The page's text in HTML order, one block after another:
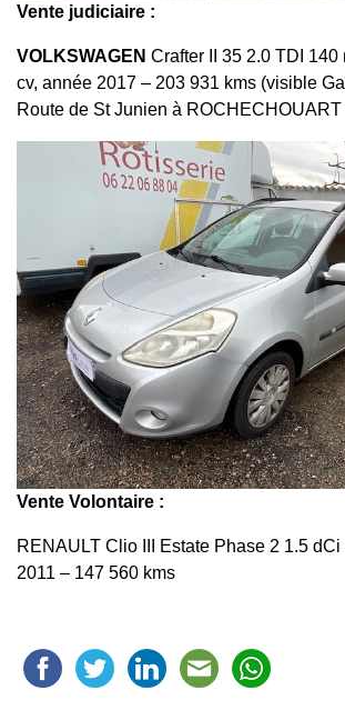
Vente judiciaire :
VOLKSWAGEN Crafter II 35 2.0 TDI 140
cv, année 2017 – 203 931 kms (visible
Route de St Junien à
Vente Volontaire :
RENAULT Clio III Estate Phase 2 1.5 dCi
2011 – 147 560 kms